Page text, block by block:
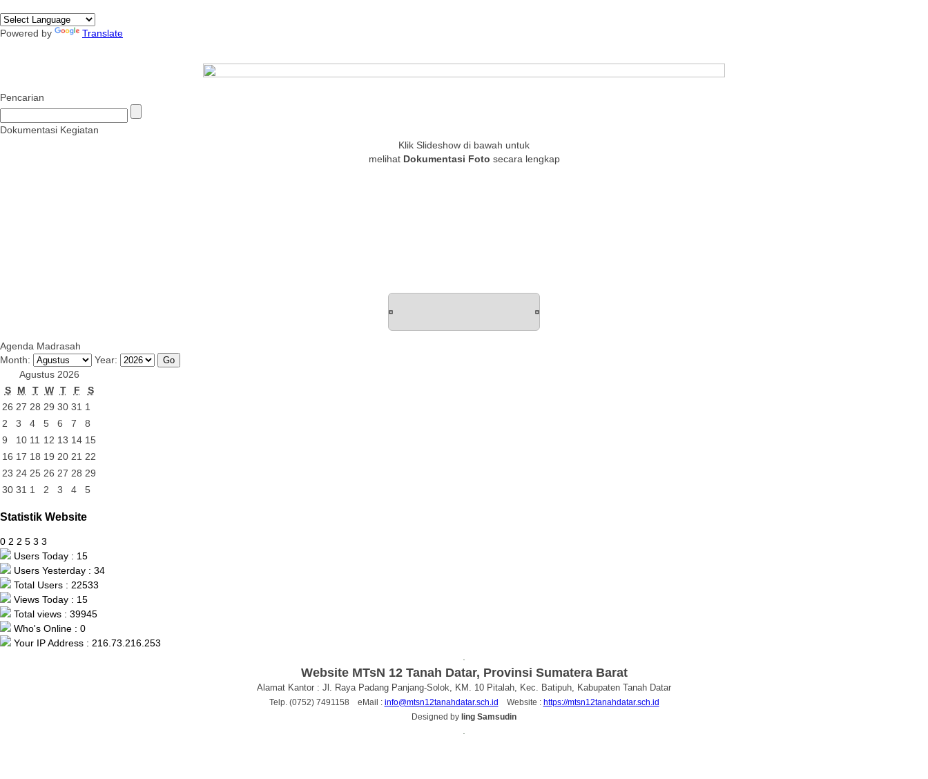
Powered by Translate
Pencarian
Dokumentasi Kegiatan
Klik Slideshow di bawah untuk
melihat Dokumentasi Foto secara lengkap
Agenda Madrasah
Month:
Year:
Agustus 2026
S
M T W T F
S
26 27 28 29 30 31 1
2
3 4 5 6 7
8
9
10 11 12 13 14 15
16 17 18 19 20 21 22
23 24 25 26 27 28 29
30 31 1 2 3 4 5
Statistik Website
0 2 2 5 3 3
Users Today : 15
Users Yesterday : 34
Total Users : 22533
Views Today : 15
Total views : 39945
Who's Online : 0
Your IP Address : 216.73.216.253
Website MTsN 12 Tanah Datar, Provinsi Sumatera Barat
Alamat Kantor : Jl. Raya Padang Panjang-Solok, KM. 10 Pitalah, Kec. Batipuh, Kabupaten Tanah Datar
Telp. (0752) 7491158 eMail : info@mtsn12tanahdatar.sch.id Website : https://mtsn12tanahdatar.sch.id
Designed by Iing Samsudin